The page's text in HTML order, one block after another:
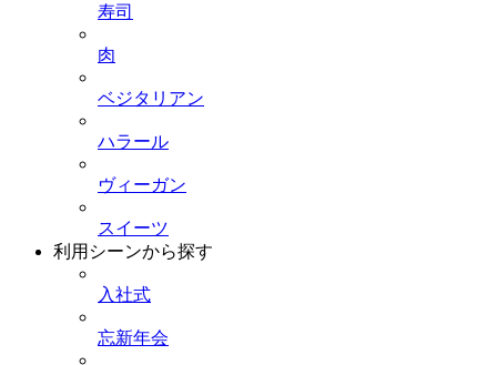
寿司
肉
ベジタリアン
ハラール
ヴィーガン
スイーツ
利用シーンから探す
入社式
忘新年会